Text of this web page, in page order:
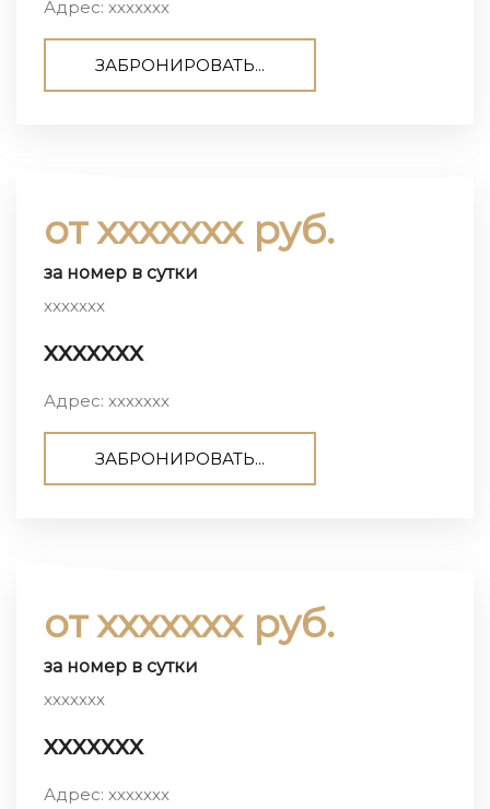
Адрес: ххххххх
ЗАБРОНИРОВАТЬ...
от ххххххх руб.
за номер в сутки
ххххххх
ххххххх
Адрес: ххххххх
ЗАБРОНИРОВАТЬ...
от ххххххх руб.
за номер в сутки
ххххххх
ххххххх
Адрес: ххххххх